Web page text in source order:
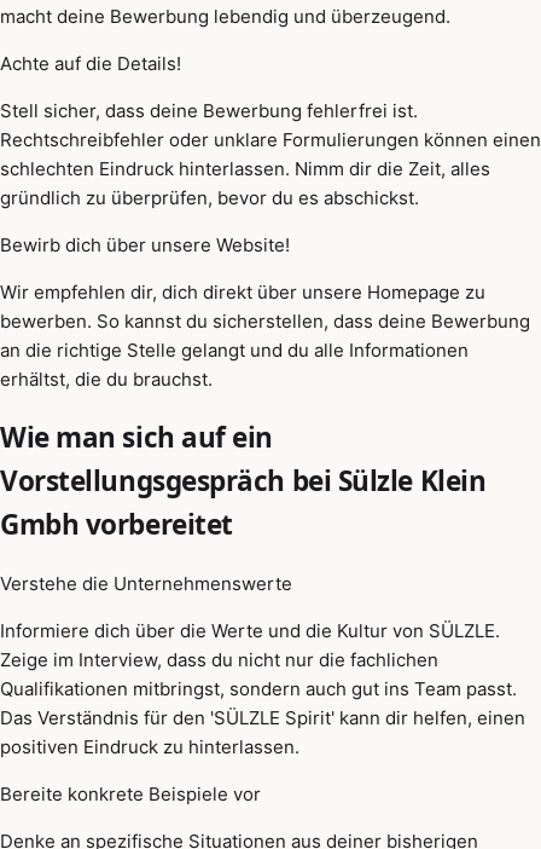
macht deine Bewerbung lebendig und überzeugend.
Achte auf die Details!
Stell sicher, dass deine Bewerbung fehlerfrei ist.
Rechtschreibfehler oder unklare Formulierungen können einen
schlechten Eindruck hinterlassen. Nimm dir die Zeit, alles
gründlich zu überprüfen, bevor du es abschickst.
Bewirb dich über unsere Website!
Wir empfehlen dir, dich direkt über unsere Homepage zu
bewerben. So kannst du sicherstellen, dass deine Bewerbung
an die richtige Stelle gelangt und du alle Informationen
erhältst, die du brauchst.
Wie man sich auf ein
Vorstellungsgespräch bei Sülzle Klein
Gmbh vorbereitet
Verstehe die Unternehmenswerte
Informiere dich über die Werte und die Kultur von SÜLZLE.
Zeige im Interview, dass du nicht nur die fachlichen
Qualifikationen mitbringst, sondern auch gut ins Team passt.
Das Verständnis für den 'SÜLZLE Spirit' kann dir helfen, einen
positiven Eindruck zu hinterlassen.
Bereite konkrete Beispiele vor
Denke an spezifische Situationen aus deiner bisherigen